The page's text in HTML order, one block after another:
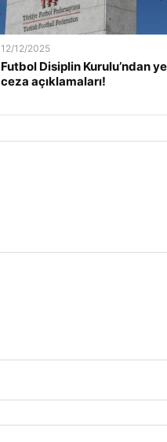
12/12/2025
Futbol Disiplin Kurulu’ndan
ceza açıklamaları!